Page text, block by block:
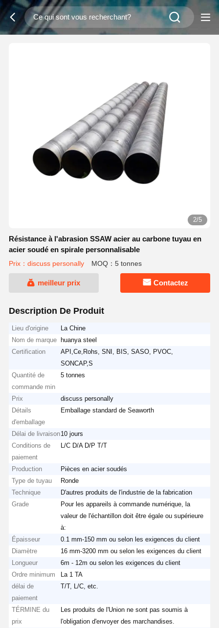
2/5
Résistance à l'abrasion SSAW acier au carbone tuyau en
acier soudé en spirale personnalisable
Prix：discuss personally MOQ：5 tonnes
meilleur prix Contactez
Description De Produit
Lieu d'origine
La Chine
Nom de marque
huanya steel
Certification
API,Ce,Rohs, SNI, BIS, SASO, PVOC,
SONCAP,S
Quantité de
commande min
5 tonnes
Prix
discuss personally
Détails
d'emballage
Emballage standard de Seaworth
Délai de livraison10 jours
Conditions de
paiement
L/C D/A D/P T/T
Production
Pièces en acier soudés
Type de tuyau
Ronde
Technique
D'autres produits de l'industrie de la fabrication
Grade
Pour les appareils à commande numérique, la
valeur de l'échantillon doit être égale ou supérieure
à:
Épaisseur
0.1 mm-150 mm ou selon les exigences du client
Diamètre
16 mm-3200 mm ou selon les exigences du client
Longueur
6m - 12m ou selon les exigences du client
Ordre minimum
La 1 TA
délai de
paiement
T/T, L/C, etc.
TÉRMINE du
prix
Les produits de l'Union ne sont pas soumis à
l'obligation d'envoyer des marchandises.